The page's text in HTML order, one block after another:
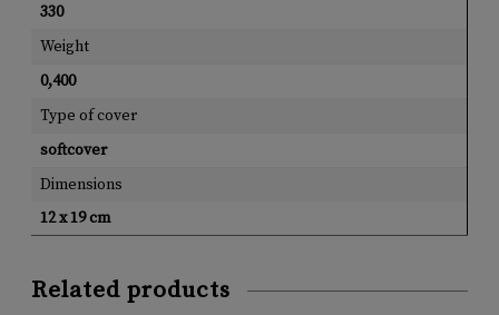
330
Weight
0,400
Type of cover
softcover
Dimensions
12 x 19 cm
Related products